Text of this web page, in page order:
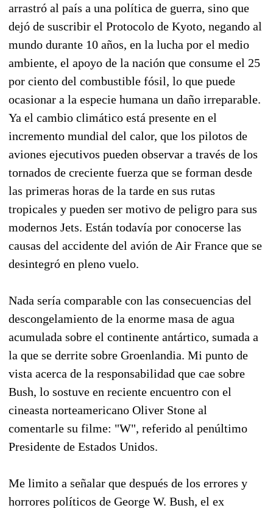
arrastró al país a una política de guerra, sino que
dejó de suscribir el Protocolo de Kyoto, negando al
mundo durante 10 años, en la lucha por el medio
ambiente, el apoyo de la nación que consume el 25
por ciento del combustible fósil, lo que puede
ocasionar a la especie humana un daño irreparable.
Ya el cambio climático está presente en el
incremento mundial del calor, que los pilotos de
aviones ejecutivos pueden observar a través de los
tornados de creciente fuerza que se forman desde
las primeras horas de la tarde en sus rutas
tropicales y pueden ser motivo de peligro para sus
modernos Jets. Están todavía por conocerse las
causas del accidente del avión de Air France que se
desintegró en pleno vuelo.
Nada sería comparable con las consecuencias del
descongelamiento de la enorme masa de agua
acumulada sobre el continente antártico, sumada a
la que se derrite sobre Groenlandia. Mi punto de
vista acerca de la responsabilidad que cae sobre
Bush, lo sostuve en reciente encuentro con el
cineasta norteamericano Oliver Stone al
comentarle su filme: "W", referido al penúltimo
Presidente de Estados Unidos.
Me limito a señalar que después de los errores y
horrores políticos de George W. Bush, el ex